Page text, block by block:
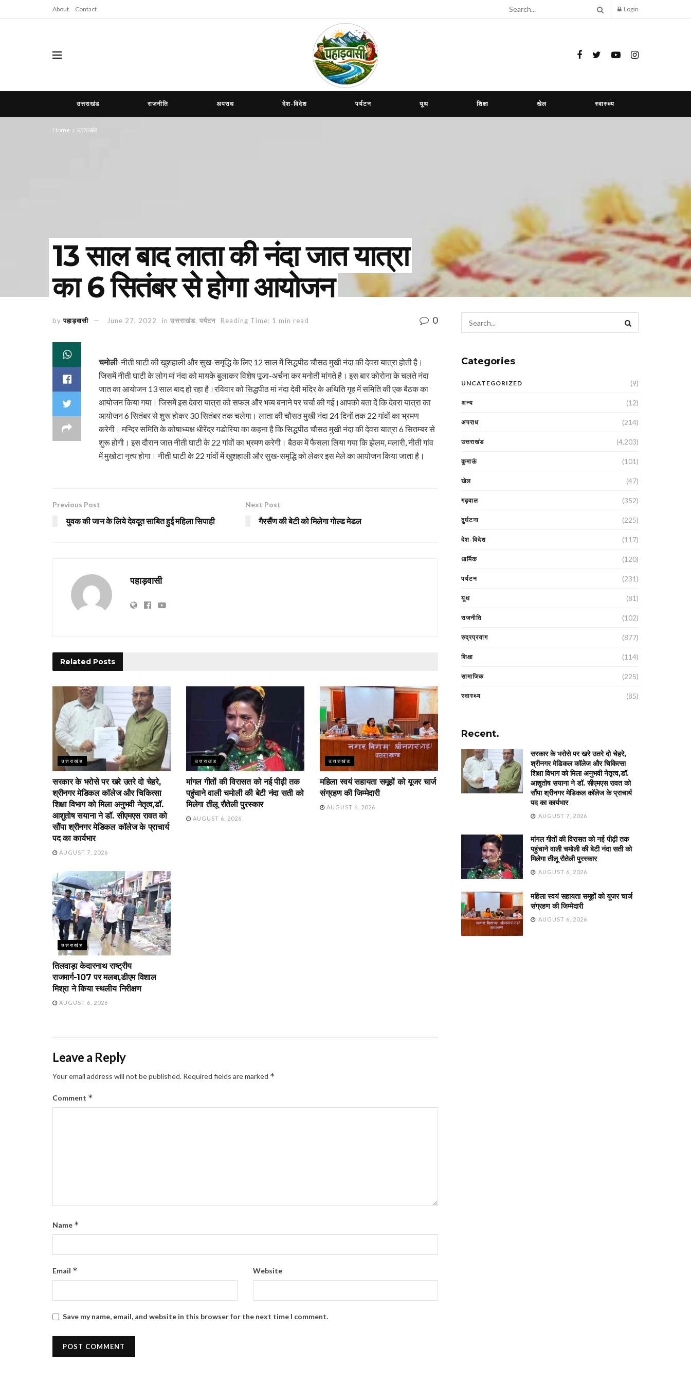
About Contact Login
उत्तराखंड राजनीति अपराध देश-विदेश पर्यटन यूथ शिक्षा खेल स्वास्थ्य
Home उत्तराखंड
13 साल बाद लाता की नंदा जात यात्रा
का 6 सितंबर से होगा आयोजन
by पहाड़वासी June 27, 2022 in उत्तराखंड, पर्यटन Reading Time: 1 min read 0
चमोली-नीती घाटी की खुशहाली और सुख-समृद्धि के लिए 12 साल में सिद्धपीठ चौसठ मुखी नंदा की देवरा यात्रा होती है।
जिसमें नीती घाटी के लोग मां नंदा को मायके बुलाकर विशेष पूजा-अर्चना कर मनोती मांगते है। इस बार कोरोना के चलते नंदा
जात का आयोजन 13 साल बाद हो रहा है।रविवार को सिद्धपीठ मां नंदा देवी मंदिर के अथिति गृह में समिति की एक बैठक का
आयोजन किया गया। जिसमें इस देवरा यात्रा को सफल और भव्य बनाने पर चर्चा की गई।आपको बता दें कि देवरा यात्रा का
आयोजन 6 सितंबर से शुरू होकर 30 सितंबर तक चलेगा। लाता की चौसठ मुखी नंदा 24 दिनों तक 22 गांवों का भ्रमण
करेगी। मन्दिर समिति के कोषाध्यक्ष धीरेंद्र गडोरिया का कहना है कि सिद्धपीठ चौसठ मुखी नंदा की देवरा यात्रा 6 सितम्बर से
शुरू होगी। इस दौरान जात नीती घाटी के 22 गांवों का भ्रमण करेगी। बैठक में फैसला लिया गया कि झेलम, मलारी, नीती गांव
में मुखोटा नृत्य होगा। नीती घाटी के 22 गांवों में खुशहाली और सुख-समृद्धि को लेकर इस मेले का आयोजन किया जाता है।
Previous Post
युवक की जान के लिये देवदूत साबित हुई महिला सिपाही
Next Post
गैरसैंण की बेटी को मिलेगा गोल्ड मेडल
पहाड़वासी
Related Posts
उत्तराखंड
सरकार के भरोसे पर खरे उतरे दो चेहरे,
श्रीनगर मेडिकल कॉलेज और चिकित्सा
शिक्षा विभाग को मिला अनुभवी नेतृत्व,डॉ.
आशुतोष सयाना ने डॉ. सीएमएस रावत को
सौंपा श्रीनगर मेडिकल कॉलेज के प्राचार्य
पद का कार्यभार
AUGUST 7, 2026
उत्तराखंड
मांगल गीतों की विरासत को नई पीढ़ी तक
पहुंचाने वाली चमोली की बेटी नंदा सती को
मिलेगा तीलू रौतेली पुरस्कार
AUGUST 6, 2026
उत्तराखंड
महिला स्वयं सहायता समूहों को यूजर चार्ज
संग्रहण की जिम्मेदारी
AUGUST 6, 2026
उत्तराखंड
तिलवाड़ा केदारनाथ राष्ट्रीय
राजमार्ग-107 पर मलबा,डीएम विशाल
मिश्रा ने किया स्थलीय निरीक्षण
AUGUST 6, 2026
Leave a Reply
Your email address will not be published. Required fields are marked *
Comment *
Name *
Email * Website
Save my name, email, and website in this browser for the next time I comment.
Categories
UNCATEGORIZED (9)
अन्य (12)
अपराध (214)
उत्तराखंड (4,203)
कुमाऊं (101)
खेल (47)
गढ़वाल (352)
दुर्घटना (225)
देश-विदेश (117)
धार्मिक (120)
पर्यटन (231)
यूथ (81)
राजनीति (102)
रुद्रप्रयाग (877)
शिक्षा (114)
सामाजिक (225)
स्वास्थ्य (85)
Recent.
सरकार के भरोसे पर खरे उतरे दो चेहरे,
श्रीनगर मेडिकल कॉलेज और चिकित्सा
शिक्षा विभाग को मिला अनुभवी नेतृत्व,डॉ.
आशुतोष सयाना ने डॉ. सीएमएस रावत को
सौंपा श्रीनगर मेडिकल कॉलेज के प्राचार्य
पद का कार्यभार
AUGUST 7, 2026
मांगल गीतों की विरासत को नई पीढ़ी तक
पहुंचाने वाली चमोली की बेटी नंदा सती को
मिलेगा तीलू रौतेली पुरस्कार
AUGUST 6, 2026
महिला स्वयं सहायता समूहों को यूजर चार्ज
संग्रहण की जिम्मेदारी
AUGUST 6, 2026